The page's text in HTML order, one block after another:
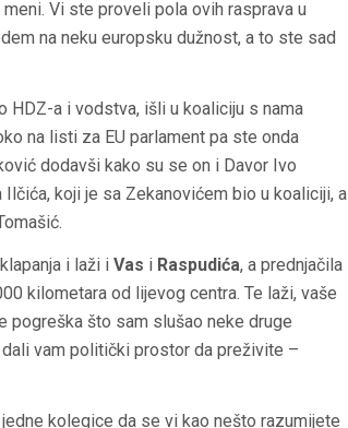
Vi ste proveli pola ovih rasprava u
na neku europsku dužnost, a to ste sad
a i vodstva, išli u koaliciju s nama
na listi za EU parlament pa ste onda
dodavši kako su se on i Davor Ivo
koji je sa Zekanovićem bio u koaliciji, a
i laži i Vas i Raspudića, a prednjačila
kilometara od lijevog centra. Te laži, vaše
pogreška što sam slušao neke druge
vam politički prostor da preživite –
kolegice da se vi kao nešto razumijete